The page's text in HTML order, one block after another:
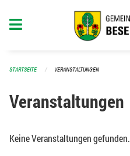
STARTSEITE VERANSTALTUNGEN
Veranstaltungen
Keine Veranstaltungen gefunden.